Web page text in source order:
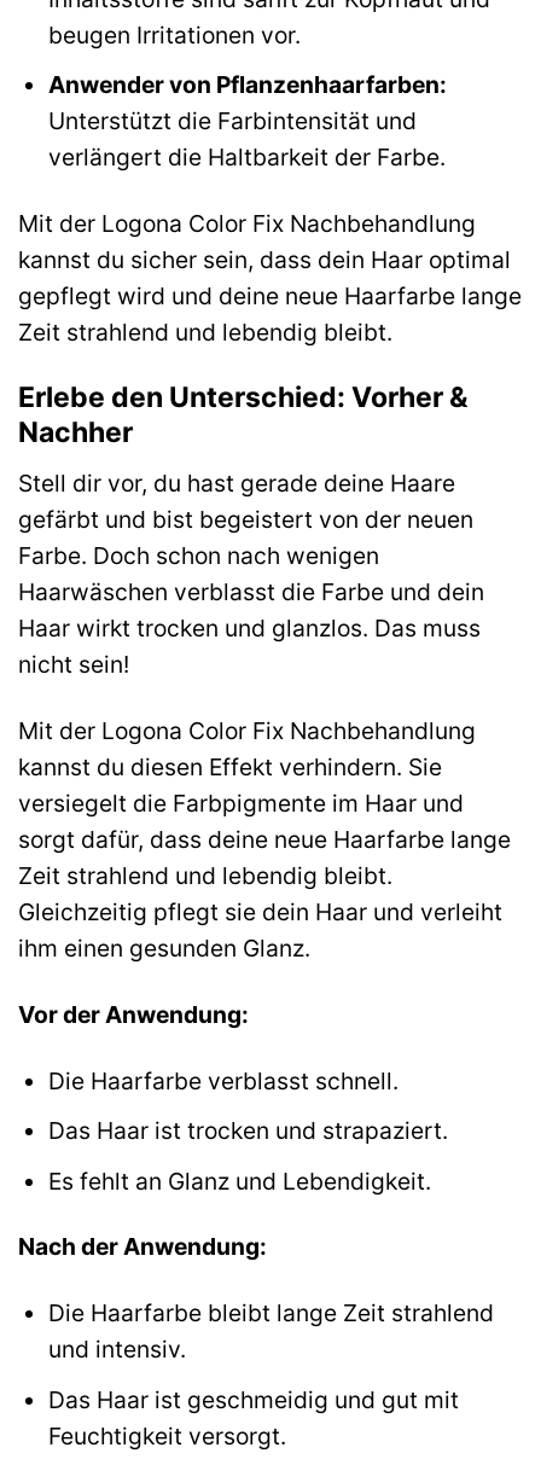
beugen Irritationen vor.
Anwender von Pflanzenhaarfarben:
Unterstützt die Farbintensität und
verlängert die Haltbarkeit der Farbe.
Mit der Logona Color Fix Nachbehandlung
kannst du sicher sein, dass dein Haar optimal
gepflegt wird und deine neue Haarfarbe lange
Zeit strahlend und lebendig bleibt.
Erlebe den Unterschied: Vorher &
Nachher
Stell dir vor, du hast gerade deine Haare
gefärbt und bist begeistert von der neuen
Farbe. Doch schon nach wenigen
Haarwäschen verblasst die Farbe und dein
Haar wirkt trocken und glanzlos. Das muss
nicht sein!
Mit der Logona Color Fix Nachbehandlung
kannst du diesen Effekt verhindern. Sie
versiegelt die Farbpigmente im Haar und
sorgt dafür, dass deine neue Haarfarbe lange
Zeit strahlend und lebendig bleibt.
Gleichzeitig pflegt sie dein Haar und verleiht
ihm einen gesunden Glanz.
Vor der Anwendung:
Die Haarfarbe verblasst schnell.
Das Haar ist trocken und strapaziert.
Es fehlt an Glanz und Lebendigkeit.
Nach der Anwendung:
Die Haarfarbe bleibt lange Zeit strahlend
und intensiv.
Das Haar ist geschmeidig und gut mit
Feuchtigkeit versorgt.